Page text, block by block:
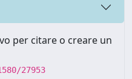
per citare o creare un
27953